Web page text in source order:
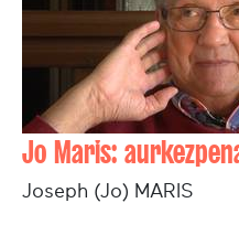
Jo Maris:
Joseph (Jo) MARIS